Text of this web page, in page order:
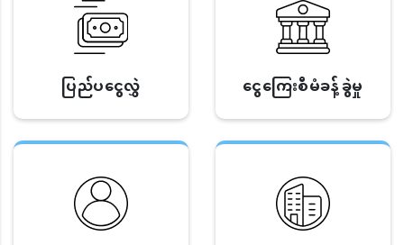
ပြည်ပငွေလွှဲ ငွေကြေးစီမံခန့်ခွဲမှု